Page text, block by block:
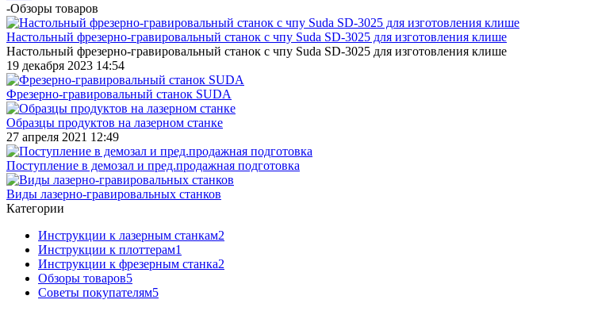
-Обзоры товаров
Настольный фрезерно-гравировальный станок с чпу Suda SD-3025 для изготовления клише
Настольный фрезерно-гравировальный станок с чпу Suda SD-3025 для изготовления клише
19 декабря 2023 14:54
Фрезерно-гравировальный станок SUDA
Образцы продуктов на лазерном станке
27 апреля 2021 12:49
Поступление в демозал и пред.продажная подготовка
Виды лазерно-гравировальных станков
Категории
Инструкции к лазерным станкам2
Инструкции к плоттерам1
Инструкции к фрезерным станка2
Обзоры товаров5
Советы покупателям5